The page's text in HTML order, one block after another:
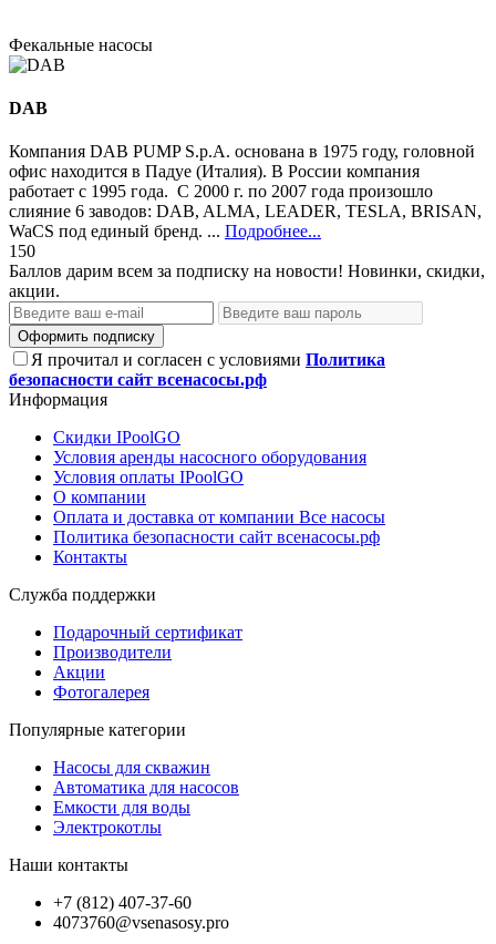
Фекальные насосы
DAB
Компания DAB PUMP S.p.A. основана в 1975 году, головной
офис находится в Падуе (Италия). В России компания
работает с 1995 года. С 2000 г. по 2007 года произошло
слияние 6 заводов: DAB, ALMA, LEADER, TESLA, BRISAN,
WaCS под единый бренд. ... Подробнее...
150
Баллов дарим всем за подписку на новости! Новинки, скидки,
акции.
Оформить подписку
Я прочитал и согласен с условиями Политика
безопасности сайт всенасосы.рф
Информация
Скидки IPoolGO
Условия аренды насосного оборудования
Условия оплаты IPoolGO
О компании
Оплата и доставка от компании Все насосы
Политика безопасности сайт всенасосы.рф
Контакты
Служба поддержки
Подарочный сертификат
Производители
Акции
Фотогалерея
Популярные категории
Насосы для скважин
Автоматика для насосов
Емкости для воды
Электрокотлы
Наши контакты
+7 (812) 407-37-60
4073760@vsenasosy.pro